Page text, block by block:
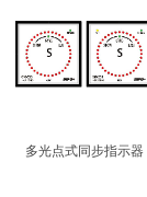
多光点式同步指示器